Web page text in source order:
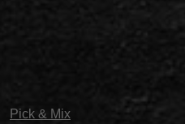
Pick & Mix